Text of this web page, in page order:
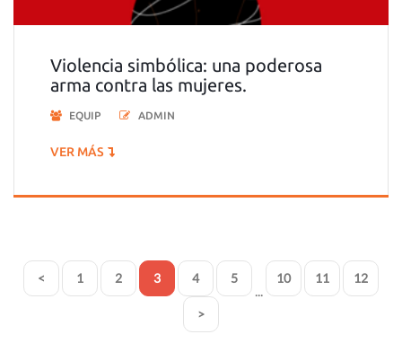
Violencia simbólica: una poderosa
arma contra las mujeres.
EQUIP ADMIN
VER MÁS
< 1 2 3 4 5 10 11 12
>